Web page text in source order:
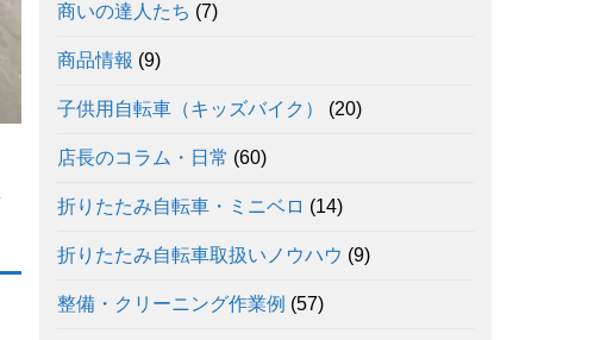
商いの達人たち (7)
商品情報 (9)
子供用自転車（キッズバイク） (20)
店長のコラム・日常 (60)
折りたたみ自転車・ミニベロ (14)
折りたたみ自転車取扱いノウハウ (9)
整備・クリーニング作業例 (57)